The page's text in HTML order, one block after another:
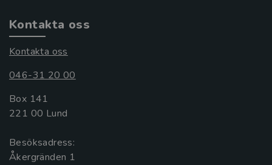
Kontakta oss
Kontakta oss
046-31 20 00
Box 141
221 00 Lund
Besöksadress:
Åkergränden 1